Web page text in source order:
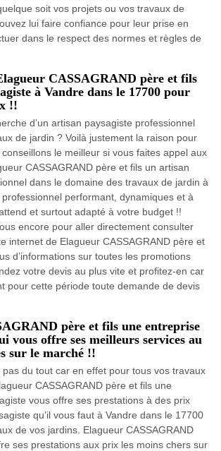
soit vos projets ou vos travaux de
lui faire confiance pour leur prise en
dans le respect des normes et règles de
CASSAGRAND père et fils
à Vandre dans le 17700 pour
!!
d’un artisan paysagiste professionnel
de jardin ? Voilà justement la raison pour
le meilleur si vous faites appel aux
CASSAGRAND père et fils un artisan
dans le domaine des travaux de jardin à
performant, dynamiques et à
et surtout adapté à votre budget !!
encore pour aller directement consulter
internet de Elagueur CASSAGRAND père et
d’informations sur toutes les promotions
votre devis au plus vite et profitez-en car
pour cette période toute demande de devis
père et fils une entreprise
vous offre ses meilleurs services au
sur le marché !!
du tout car en effet pour tous vos travaux
CASSAGRAND père et fils une
vous offre ses prestations à des prix
qu’il vous faut à Vandre dans le 17700
de vos jardins. Elagueur CASSAGRAND
ses prestations aux prix les moins chers sur